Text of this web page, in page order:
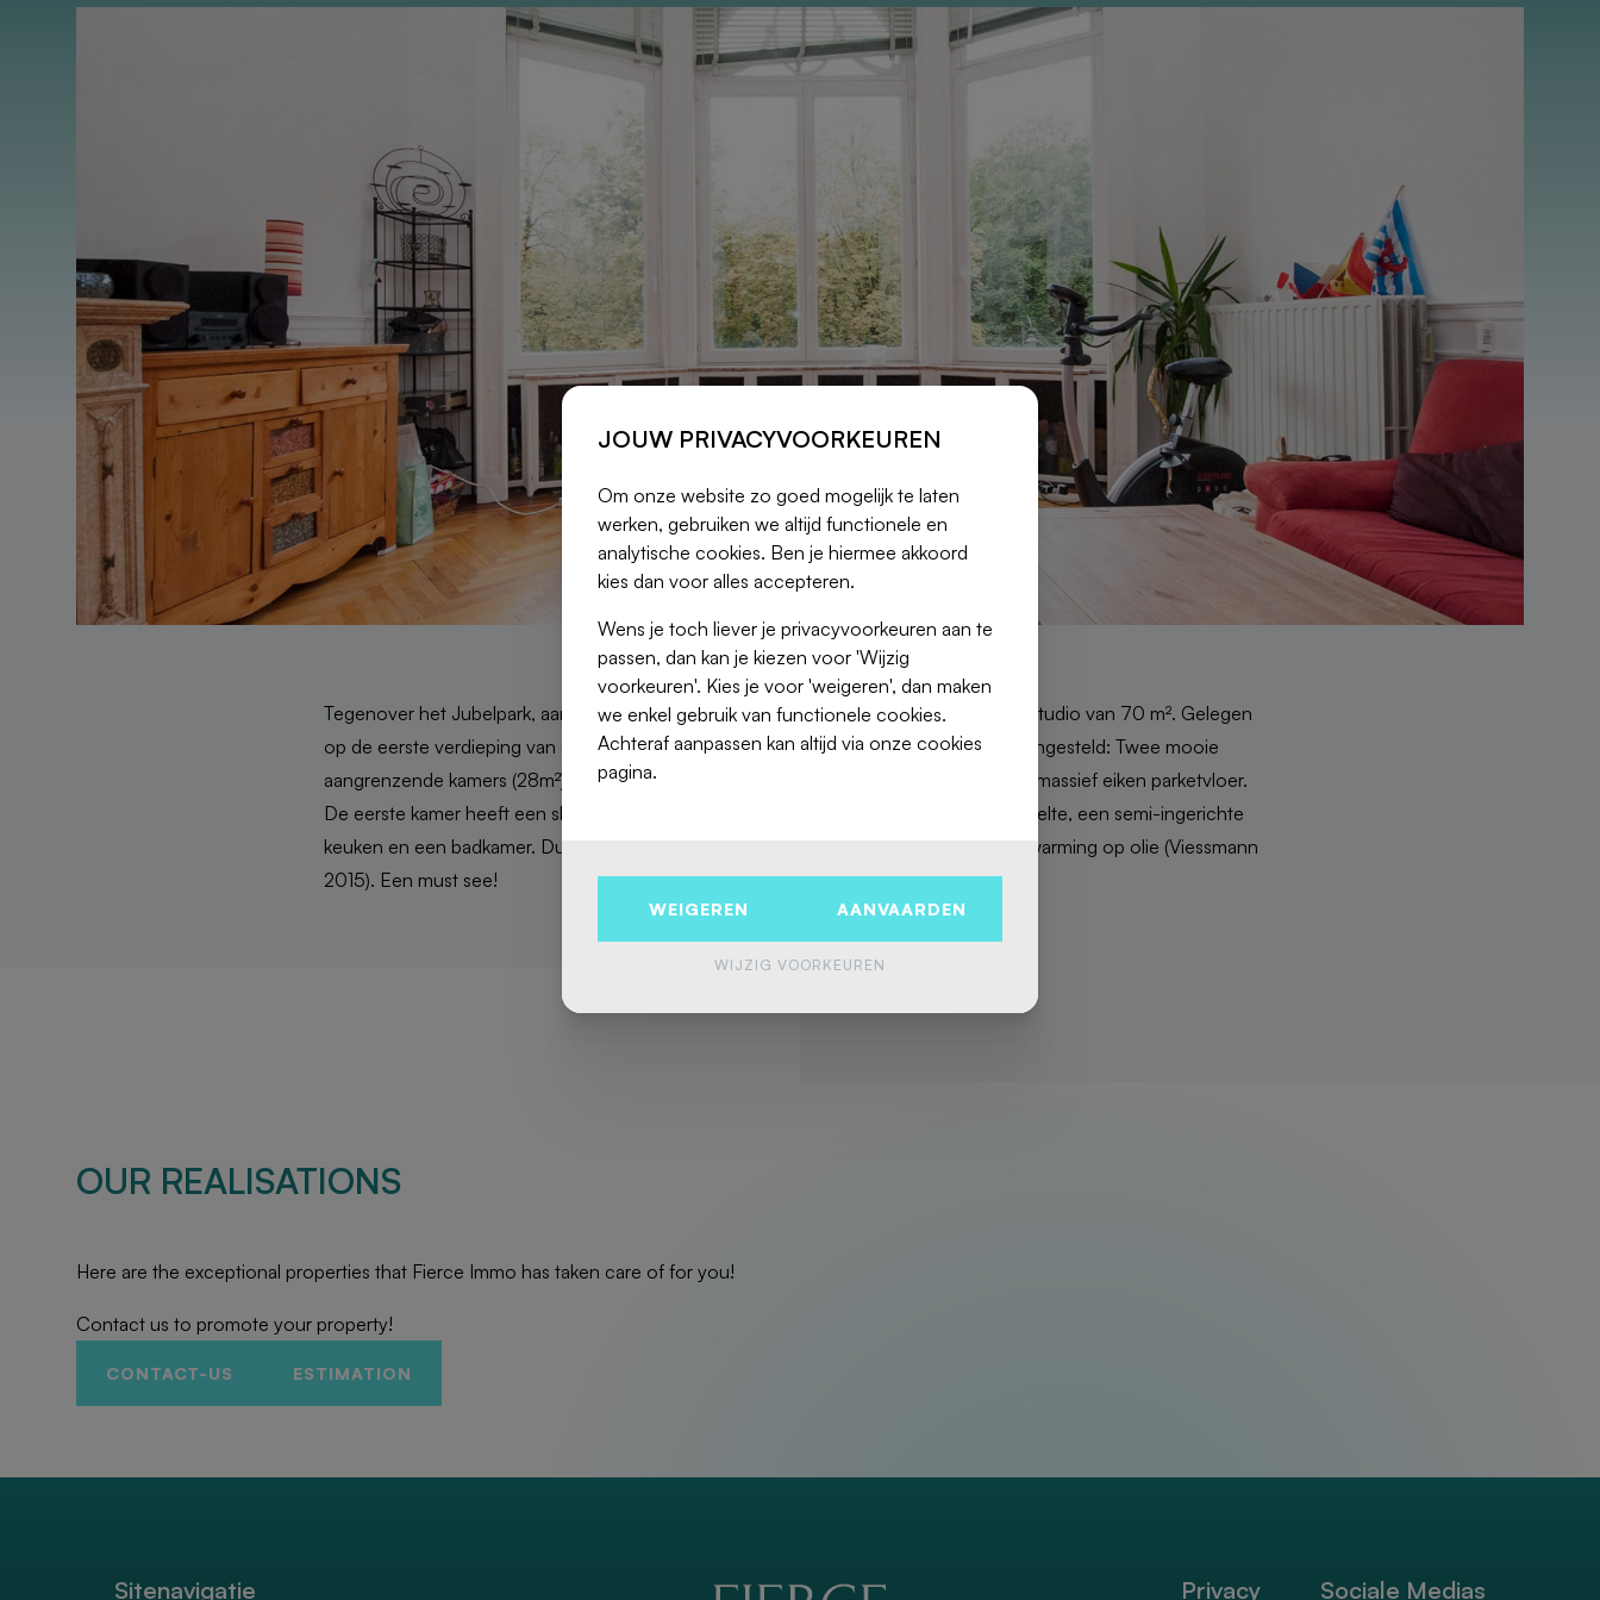
Tegenover het Jubelpark, aan de prestigieuze IJzerlaan, ontdekt u deze karaktervolle studio van 70 m². Gelegen
op de eerste verdieping van een prachtig herenhuis met lift, is het pand als volgt samengesteld: Twee mooie
aangrenzende kamers (28m²) met hoge plafonds (lijstwerk, karakteristieke open haard, massief eiken parketvloer.
De eerste kamer heeft een slaapgedeelte, de tweede kamer heeft een eet/woongedeelte, een semi-ingerichte
keuken en een badkamer. Dubbele beglazing, kelder inbegrepen, PEB F. Centrale verwarming op olie (Viessmann
2015). Een must see!
OUR REALISATIONS
Here are the exceptional properties that Fierce Immo has taken care of for you!
Contact us to promote your property!
CONTACT-US ESTIMATION
Sitenavigatie Privacy Sociale Medias
JOUW PRIVACYVOORKEUREN
Om onze website zo goed mogelijk te laten
werken, gebruiken we altijd functionele en
analytische cookies. Ben je hiermee akkoord
kies dan voor alles accepteren.
Wens je toch liever je privacyvoorkeuren aan te
passen, dan kan je kiezen voor 'Wijzig
voorkeuren'. Kies je voor 'weigeren', dan maken
we enkel gebruik van functionele cookies.
Achteraf aanpassen kan altijd via onze cookies
pagina.
WEIGEREN AANVAARDEN
WIJZIG VOORKEUREN